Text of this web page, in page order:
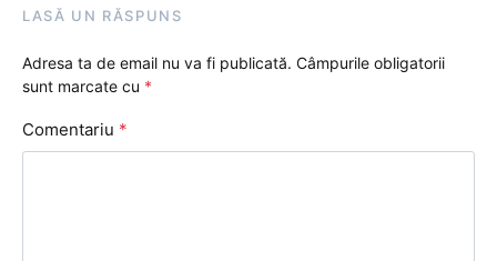
LASĂ UN RĂSPUNS
Adresa ta de email nu va fi publicată. Câmpurile obligatorii
sunt marcate cu *
Comentariu *